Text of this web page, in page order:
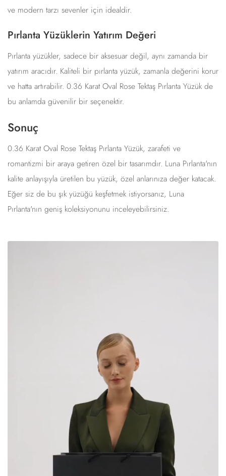
ve modern tarzı sevenler için idealdir.
Pırlanta Yüzüklerin Yatırım Değeri
Pırlanta yüzükler, sadece bir aksesuar değil, aynı zamanda bir
yatırım aracıdır. Kaliteli bir pırlanta yüzük, zamanla değerini korur
ve hatta artırabilir. 0.36 Karat Oval Rose Tektaş Pırlanta Yüzük de
bu anlamda güvenilir bir seçenektir.
Sonuç
0.36 Karat Oval Rose Tektaş Pırlanta Yüzük, zarafeti ve
romantizmi bir araya getiren özel bir tasarımdır. Luna Pırlanta'nın
kalite anlayışıyla üretilen bu yüzük, özel anlarınıza değer katacak.
Eğer siz de bu şık yüzüğü keşfetmek istiyorsanız, Luna
Pırlanta'nın geniş koleksiyonunu inceleyebilirsiniz.